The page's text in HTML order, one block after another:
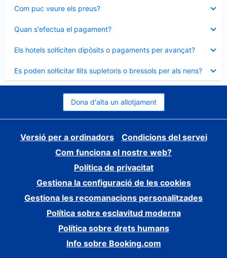
Com puc veure els preus?
tancat
Quan s'efectua el pagament?
tancat
Els hotels sol·liciten dipòsits o pagaments per avançat?
tancat
Es poden sol·licitar llits supletoris o bressols per als nens?
tancat
Dona d'alta un allotjament
Versió per a ordinadors
Condicions del servei
Com funciona el nostre web?
Política de privacitat
Gestiona la configuració de les cookies
Gestiona les recomanacions personalitzades
Política sobre esclavitud moderna
Política sobre drets humans
Info sobre Booking.com